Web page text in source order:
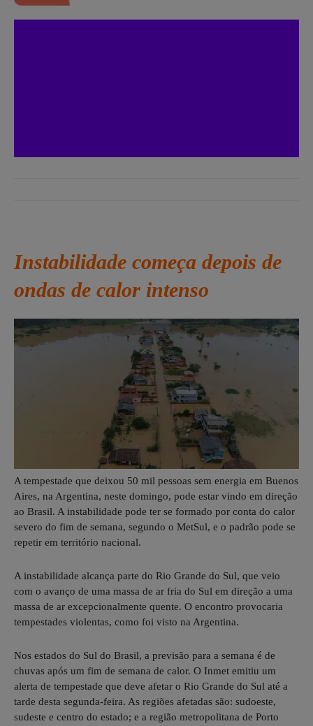
Instabilidade começa depois de
ondas de calor intenso
A tempestade que deixou 50 mil pessoas sem energia em Buenos
Aires, na Argentina, neste domingo, pode estar vindo em direção
ao Brasil. A instabilidade pode ter se formado por conta do calor
severo do fim de semana, segundo o MetSul, e o padrão pode se
repetir em território nacional.
A instabilidade alcança parte do Rio Grande do Sul, que veio
com o avanço de uma massa de ar fria do Sul em direção a uma
massa de ar excepcionalmente quente. O encontro provocaria
tempestades violentas, como foi visto na Argentina.
Nos estados do Sul do Brasil, a previsão para a semana é de
chuvas após um fim de semana de calor. O Inmet emitiu um
alerta de tempestade que deve afetar o Rio Grande do Sul até a
tarde desta segunda-feira. As regiões afetadas são: sudoeste,
sudeste e centro do estado; e a região metropolitana de Porto